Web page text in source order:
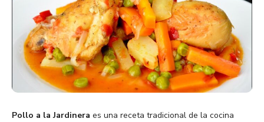
Pollo a la Jardinera es una receta tradicional de la cocina